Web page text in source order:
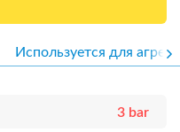
Используется для
3 bar